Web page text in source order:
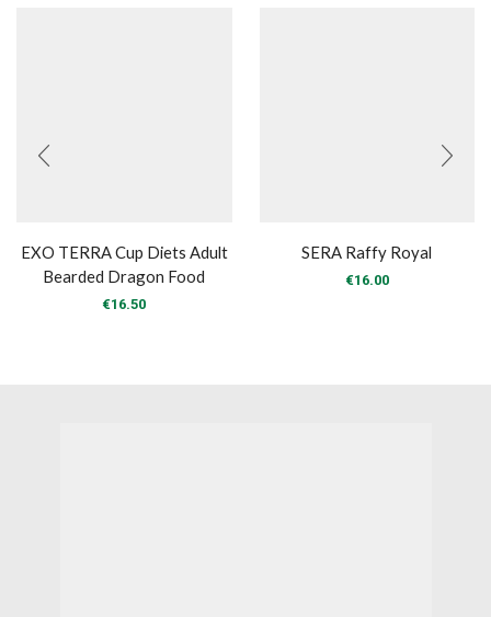
EXO TERRA Cup Diets Adult
Bearded Dragon Food
€16.50
SERA Raffy Royal
€16.00